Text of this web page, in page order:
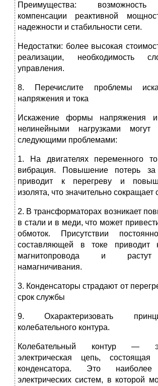
Преимущества: возможность
компенсации реактивной
надежности и стабильности сети.
Недостатки: более высокая
реализации, необходимость
управления.
8. Перечислите проблемы
напряжения и тока
Искажение формы напряжения
нелинейными нагрузками
следующими проблемами:
1. На двигателях переменного
вибрация. Повышение потерь за
приводит к перегреву и
изолята, что значительно сокращает
2. В трансформаторах возникает
в стали и в меди, что может
обмоток. Присутствии
составляющей в токе приводит
магнитопровода и растут
намагничивания.
3. Конденсаторы страдают от
срок службы
9. Охарактеризовать
колебательного контура.
Колебательный контур —
электрическая цепь,
конденсатора. Это
электрических систем, в которой